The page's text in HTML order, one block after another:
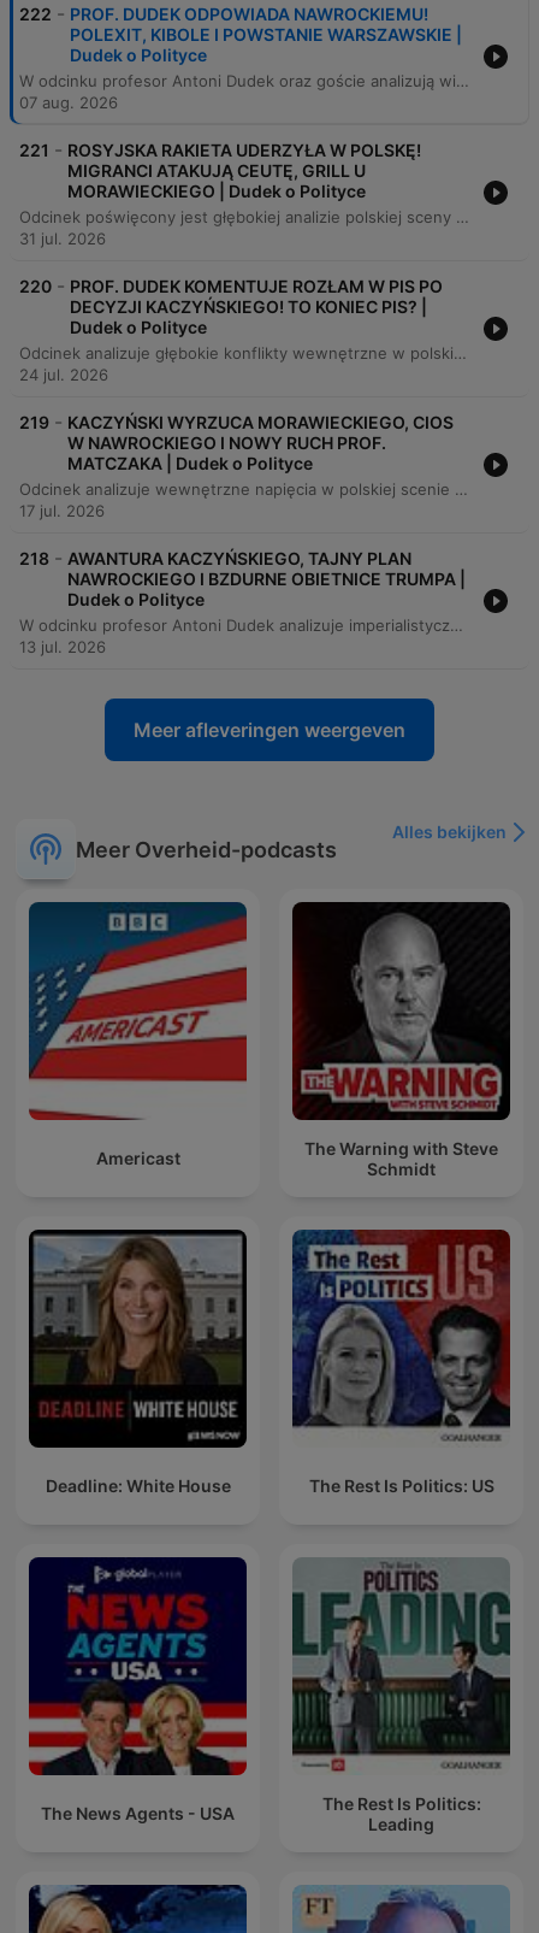
222 - PROF. DUDEK ODPOWIADA NAWROCKIEMU!
POLEXIT, KIBOLE I POWSTANIE WARSZAWSKIE |
Dudek o Polityce
W odcinku profesor Antoni Dudek oraz goście analizują wielowymiarowe kryzysy w polskiej sferze publicznej, od wpływu sondaży na zachowania wyborcze i kontrowersji wokół interpretacji historii Powstania Warszawskiego, po narastającą brutalizację debaty. Program porusza kwestie cyberbezpieczeństwa polityków w obliczu ataków hakerskich oraz napięć geopolitycznych wpływających na rynek paliw. Analizie poddano również wewnętrzne konflikty w obozie PiS, w tym relacje między Mateuszem Morawieckim a Jarosławem Kaczyńskim, oraz proces „braunizacji” polskiej prawicy. Rozmówcy oceniają także zmiany w polityce migracyjnej, sytuację w służbie zdrowia oraz wyzwania stojące przed relacjami Polski z Unią Europejską.
07 aug. 2026
221 - ROSYJSKA RAKIETA UDERZYŁA W POLSKĘ!
MIGRANCI ATAKUJĄ CEUTĘ, GRILL U
MORAWIECKIEGO | Dudek o Polityce
Odcinek poświęcony jest głębokiej analizie polskiej sceny politycznej, ze szczególnym uwzględzeniem kryzysu wewnątrz Prawa i Sprawiedliwości po odejściu Mateusza Morawieckiego oraz rywalizacji frakcyjnej w obozie prawicy. Profesor Antoni Dudek omawia przyszłość Konfederacji, skutki weta prezydenta wobec ustawy paliwowej oraz plany Grzegorza Brauna dotyczące politycznego zaangażowania służb mundurowych. Rozmowy obejmują również kwestie bezpieczeństwa państwa i stabilności Europy, analizując kryzys migracyjny w Hiszpanii oraz incydent z rakietą na Lubelszczyźnie. Poruszono także problematykę błędów w komunikacji rządowej, w tym kontrowersyjnych alertów RCB, które mogą narażać obywateli na oszustwa.
31 jul. 2026
220 - PROF. DUDEK KOMENTUJE ROZŁAM W PIS PO
DECYZJI KACZYŃSKIEGO! TO KONIEC PIS? |
Dudek o Polityce
Odcinek analizuje głębokie konflikty wewnętrzne w polskich partiach, ze szczególnym uwzględzeniem napięć w PiS między frakcjami Morawieckiego i Czarnka oraz sporu w Konfederacji między Bosakiem a Mencenem. Autor omawia przyczyny wzrostu radykalizmu prawicowego oraz sytuację w Lewicy pod wodzą Włodzimierza Czarzastego. Program porusza również kwestie gospodarcze i społeczne, takie jak stan budżetu państwa, ceny paliw oraz wyzwania w systemie ochrony zdrowia. Analizie poddano także spekulacje dotyczące przyszłości liderów PiS, planowane referenda oraz wpływ wewnętrznych rozłamów na całą polską scenę polityczną.
24 jul. 2026
219 - KACZYŃSKI WYRZUCA MORAWIECKIEGO, CIOS
W NAWROCKIEGO I NOWY RUCH PROF.
MATCZAKA | Dudek o Polityce
Odcinek analizuje wewnętrzne napięcia w polskiej scenie politycznej, skupiając się na ryzykach związanych z radykalizacją wyborców przez partię Korona oraz możliwym rozłamie wewnątrz PiS. Poruszane są kwestie kontrowersji wokół polityki historycznej wobec Ukrainy, w tym sporów o symbole banderowskie i roli dyplomacji. Program omawia również nowe inicjatywy polityczne, takie jak projekt profesora Marcina Matczaka oraz powstanie Unii Centrum, a także wyzwania związane z bezpieczeństwem narodowym, obecnością wojsk sojuszniczych w Polsce i sytuacją międzynarodową, w tym powrotem Rosji do federacji sportowych.
17 jul. 2026
218 - AWANTURA KACZYŃSKIEGO, TAJNY PLAN
NAWROCKIEGO I BZDURNE OBIETNICE TRUMPA |
Dudek o Polityce
W odcinku profesor Antoni Dudek analizuje imperialistyczne dążenia Rosji oraz zagrożenia płynące z wojny hybrydowej w Europie Środkowej, rozważając przy tym kontrowersje wokół wsparcia Ukrainy systemami Patriot. Program porusza również napięcia polityczne w Polsce, w tym ambicje Karola Nawrockiego, kwestie dezinformacji oraz spory o relacje polsko-ukraińskie. Rozmówcy omawiają także problemy wewnętrzne, takie jak afery w sektorze ochrony zdrowia, kryzys autorytetu instytucji państwowych oraz wyzwania związane z polityką historyczną. Odcinek kończy się zapowiedzią materiału o Andrzeju Poczubucie, dziennikarzu uwolnionym z białoruskiego łagru.
13 jul. 2026
Meer afleveringen weergeven
Meer Overheid-podcasts
Alles bekijken
Americast
The Warning with Steve
Schmidt
Deadline: White House The Rest Is Politics: US
The News Agents - USA
The Rest Is Politics:
Leading